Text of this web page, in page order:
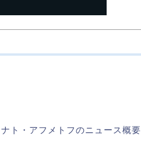
ト・アフメトフのニュース概要